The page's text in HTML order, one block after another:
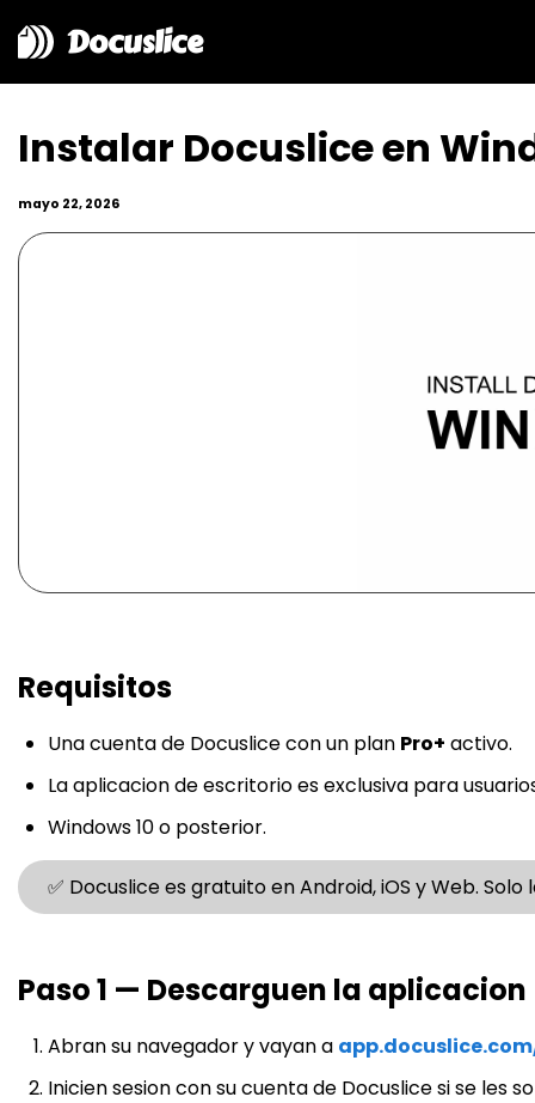
Docuslice
Instalar Docuslice en
mayo 22, 2026
Requisitos
Una cuenta de Docuslice con un plan Pro+ activo.
La aplicacion de escritorio es exclusiva para
Windows 10 o posterior.
✅ Docuslice es gratuito en Android, iOS y Web.
Paso 1 — Descarguen la aplicacion
Abran su navegador y vayan a
Inicien sesion con su cuenta de Docuslice si se les